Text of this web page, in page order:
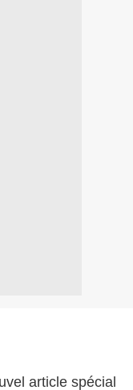
article spécial